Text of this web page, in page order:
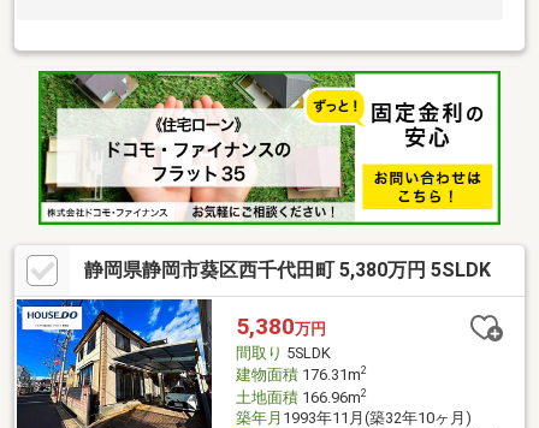
静岡県静岡市葵区西千代田町 5,380万円 5SLDK
5,380万円
間取り 5SLDK
建物面積176.31m2
土地面積166.96m2
築年月 1993年11月(築32年10ヶ月)